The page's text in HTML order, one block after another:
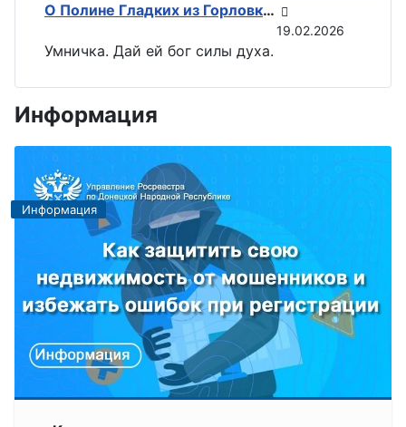
О Полине Гладких из Горловки снимут документальный фильм
19.02.2026
Умничка. Дай ей бог силы духа.
Информация
Информация